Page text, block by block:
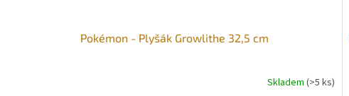
Pokémon - Plyšák Growlithe 32,5 cm
Skladem(>5 ks)